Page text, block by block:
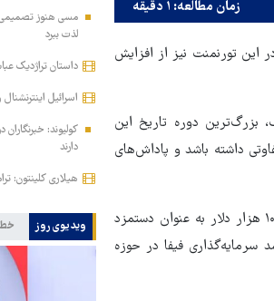
زمان مطالعه: ۱ دقیقه
در این تورنمنت نیز از افزایش
کانادا و مکزیک، بزرگ‌ترین دوره تاریخ این
داشته باشد و پاداش‌های
بر اساس گزارش‌های منتشرشده، هر داور وسط حاضر در جام جهانی ۲۰۲۶ مبلغی در حدود ۱۰۰ هزار دلار به عنوان دستمزد
سرمایه‌گذاری فیفا در حوزه
مسی هنوز تصمیمی
لذت ببرد
داستان تراژدیک
اسرائیل
کولیوند:
دارند
هیلاری کلینتون:
ویدیوی روز خط